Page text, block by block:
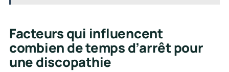
Facteurs qui influencent
combien de temps d’arrêt pour
une discopathie